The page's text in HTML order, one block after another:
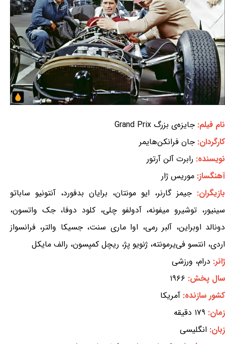
نام فیلم: جایزه‌ی بزرگ Grand Prix
کارگردان: جان فرانکن‌هایمر
نویسنده: رابرت آلن آرتور
آهنگساز: موریس ژار
بازیگران: جیمز گارنر، ایو مونتان، برایان بدفورد، آنتونیو ساباتو
سینیور، توشیرو میفونه، آدولفو چلی، کلود دوفا، جک واتسون،
دونالد اوبراین، آلبر رمی، اوا ماری سنت، جسیکا والتر، فرانسواز
اردی، انتسو فی‌یرمونته، ژنویو پژ، ریچل کمپسون، رالف مایکل
ژانر: درام، ورزشی
سال پخش: ۱۹۶۶
کشور سازنده: آمریکا
زمان: ۱۷۹ دقیقه
زبان: انگلیسی